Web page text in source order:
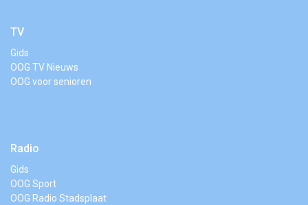
TV
Gids
OOG TV Nieuws
OOG voor senioren
Radio
Gids
OOG Sport
OOG Radio Stadsplaat